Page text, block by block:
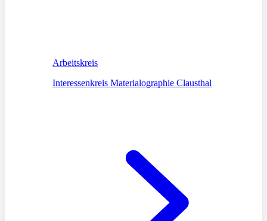
Arbeitskreis
Interessenkreis Materialographie Clausthal